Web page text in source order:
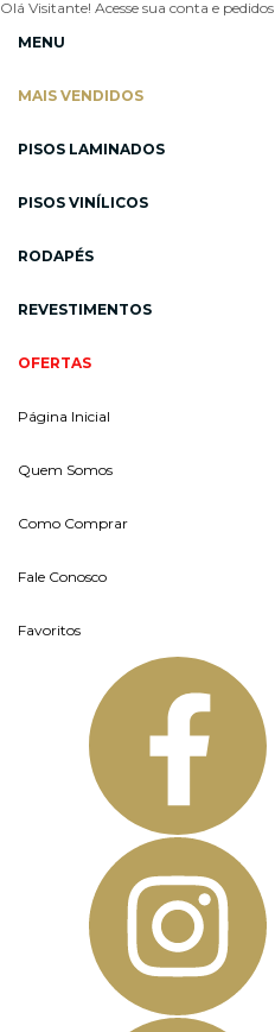
Olá Visitante! Acesse sua conta e pedidos
MENU
MAIS VENDIDOS
PISOS LAMINADOS
PISOS VINÍLICOS
RODAPÉS
REVESTIMENTOS
OFERTAS
Página Inicial
Quem Somos
Como Comprar
Fale Conosco
Favoritos